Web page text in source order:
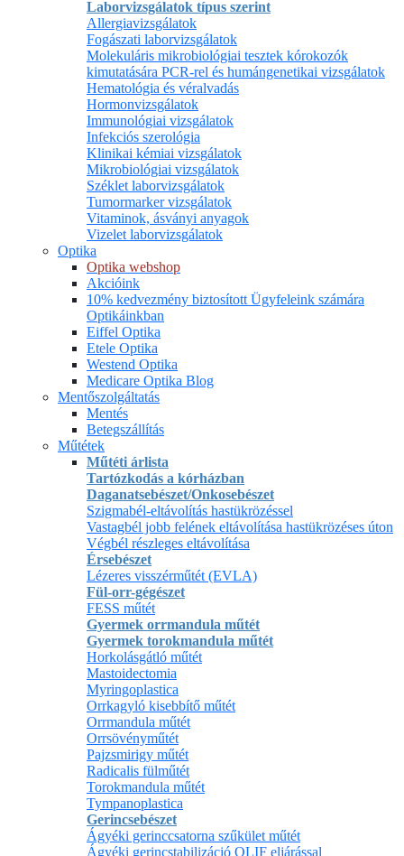
Laborvizsgálatok típus szerint
Allergiavizsgálatok
Fogászati laborvizsgálatok
Molekuláris mikrobiológiai tesztek kórokozók
kimutatására PCR-rel és humángenetikai vizsgálatok
Hematológia és véralvadás
Hormonvizsgálatok
Immunológiai vizsgálatok
Infekciós szerológia
Klinikai kémiai vizsgálatok
Mikrobiológiai vizsgálatok
Széklet laborvizsgálatok
Tumormarker vizsgálatok
Vitaminok, ásványi anyagok
Vizelet laborvizsgálatok
Optika
Optika webshop
Akcióink
10% kedvezmény biztosított Ügyfeleink számára
Optikáinkban
Eiffel Optika
Etele Optika
Westend Optika
Medicare Optika Blog
Mentőszolgáltatás
Mentés
Betegszállítás
Műtétek
Műtéti árlista
Tartózkodás a kórházban
Daganatsebészet/Onkosebészet
Szigmabél-eltávolítás hastükrözéssel
Vastagbél jobb felének eltávolítása hastükrözéses úton
Végbél részleges eltávolítása
Érsebészet
Lézeres visszérműtét (EVLA)
Fül-orr-gégészet
FESS műtét
Gyermek orrmandula műtét
Gyermek torokmandula műtét
Horkolásgátló műtét
Mastoidectomia
Myringoplastica
Orrkagyló kisebbítő műtét
Orrmandula műtét
Orrsövényműtét
Pajzsmirigy műtét
Radicalis fülműtét
Torokmandula műtét
Tympanoplastica
Gerincsebészet
Ágyéki gerinccsatorna szűkület műtét
Ágyéki gerincstabilizáció OLIF eljárással